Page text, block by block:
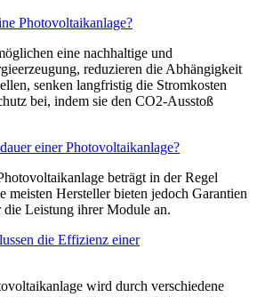
Photovoltaikanlage?
eine nachhaltige und
reduzieren die Abhängigkeit
senken langfristig die Stromkosten
bei, indem sie den CO2-Ausstoß
einer Photovoltaikanlage?
beträgt in der Regel
meisten Hersteller bieten jedoch Garantien
Leistung ihrer Module an.
die Effizienz einer
wird durch verschiedene